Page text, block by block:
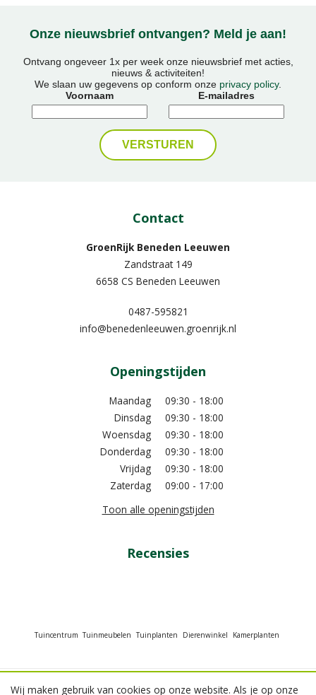
Onze nieuwsbrief ontvangen? Meld je aan!
Ontvang ongeveer 1x per week onze nieuwsbrief met acties,
nieuws & activiteiten!
We slaan uw gegevens op conform onze privacy policy.
Voornaam
E-mailadres
Contact
GroenRijk Beneden Leeuwen​
Zandstraat 149
6658 CS Beneden Leeuwen
0487-595821
info@benedenleeuwen.groenrijk.nl
Openingstijden
Maandag
09:30 - 18:00
Dinsdag
09:30 - 18:00
Woensdag
09:30 - 18:00
Donderdag
09:30 - 18:00
Vrijdag
09:30 - 18:00
Zaterdag
09:00 - 17:00
Toon alle openingstijden
Recensies
Tuincentrum Tuinmeubelen Tuinplanten Dierenwinkel Kamerplanten
© GroenRijk Beneden Leeuwen
Wij maken gebruik van cookies op onze website. Als je op onze